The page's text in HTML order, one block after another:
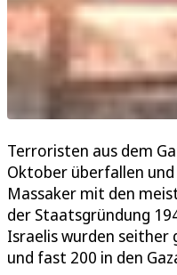
Terroristen aus dem
Oktober überfallen
Massaker mit den
der Staatsgründung
Israelis wurden
und fast 200 in den